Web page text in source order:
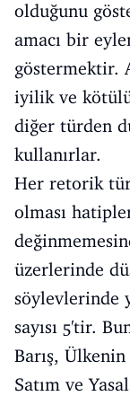
olduğunu
amacı bir
göstermektir.
iyilik ve
diğer türden
kullanırlar.
Her retorik
olması
üzerlerinde
söylevlerinde
sayısı 5'tir.
Barış, Ülkenin
Satım ve